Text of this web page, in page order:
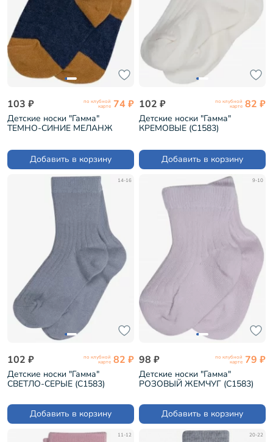
103 ₽ по клубной
карте 74 ₽
Детские носки "Гамма"
ТЕМНО-СИНИЕ МЕЛАНЖ
Добавить в корзину
102 ₽ по клубной
карте 82 ₽
Детские носки "Гамма"
КРЕМОВЫЕ (С1583)
Добавить в корзину
14-16
102 ₽ по клубной
карте 82 ₽
Детские носки "Гамма"
СВЕТЛО-СЕРЫЕ (С1583)
Добавить в корзину
9-10
98 ₽ по клубной
карте 79 ₽
Детские носки "Гамма"
РОЗОВЫЙ ЖЕМЧУГ (С1583)
Добавить в корзину
11-12 20-22